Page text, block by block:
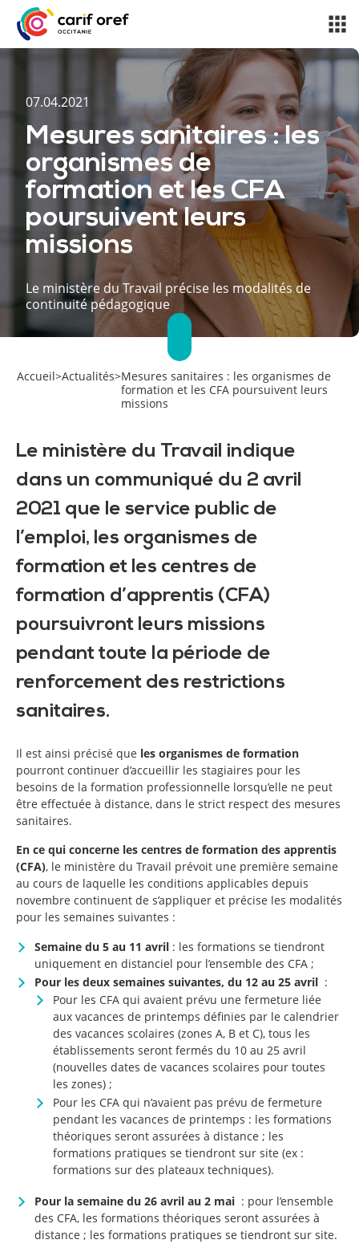
07.04.2021
Mesures sanitaires : les
organismes de
formation et les CFA
poursuivent leurs
missions
Le ministère du Travail précise les modalités de
continuité pédagogique
Accueil>Actualités>Mesures sanitaires : les organismes de
formation et les CFA poursuivent leurs
missions
Le ministère du Travail indique
dans un communiqué du 2 avril
2021 que le service public de
l’emploi, les organismes de
formation et les centres de
formation d’apprentis (CFA)
poursuivront leurs missions
pendant toute la période de
renforcement des restrictions
sanitaires.
Il est ainsi précisé que les organismes de formation
pourront continuer d’accueillir les stagiaires pour les
besoins de la formation professionnelle lorsqu’elle ne peut
être effectuée à distance, dans le strict respect des mesures
sanitaires.
En ce qui concerne les centres de formation des apprentis
(CFA), le ministère du Travail prévoit une première semaine
au cours de laquelle les conditions applicables depuis
novembre continuent de s’appliquer et précise les modalités
pour les semaines suivantes :
Semaine du 5 au 11 avril : les formations se tiendront
uniquement en distanciel pour l’ensemble des CFA ;
Pour les deux semaines suivantes, du 12 au 25 avril :
Pour les CFA qui avaient prévu une fermeture liée
aux vacances de printemps définies par le calendrier
des vacances scolaires (zones A, B et C), tous les
établissements seront fermés du 10 au 25 avril
(nouvelles dates de vacances scolaires pour toutes
les zones) ;
Pour les CFA qui n’avaient pas prévu de fermeture
pendant les vacances de printemps : les formations
théoriques seront assurées à distance ; les
formations pratiques se tiendront sur site (ex :
formations sur des plateaux techniques).
Pour la semaine du 26 avril au 2 mai : pour l’ensemble
des CFA, les formations théoriques seront assurées à
distance ; les formations pratiques se tiendront sur site.